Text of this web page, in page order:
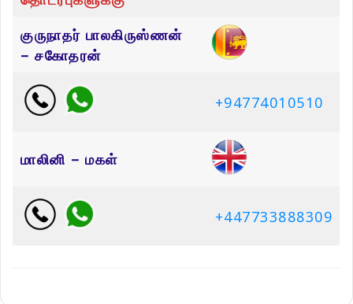
குருநாதர் பாலகிருஸ்ணன்
– சகோதரன்
+94774010510
மாலினி – மகள்
+447733888309